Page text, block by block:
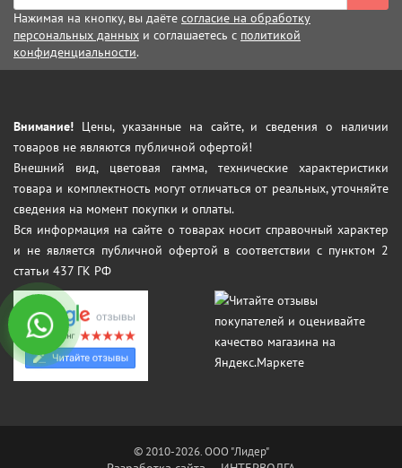
Нажимая на кнопку, вы даёте согласие на обработку
персональных данных и соглашаетесь с политикой
конфиденциальности.
Внимание! Цены, указанные на сайте, и сведения о наличии
товаров не являются публичной офертой!
Внешний вид, цветовая гамма, технические характеристики
товара и комплектность могут отличаться от реальных, уточняйте
сведения на момент покупки и оплаты.
Вся информация на сайте о товарах носит справочный характер
и не является публичной офертой в соответствии с пунктом 2
статьи 437 ГК РФ
© 2010-2026. ООО "Лидер"